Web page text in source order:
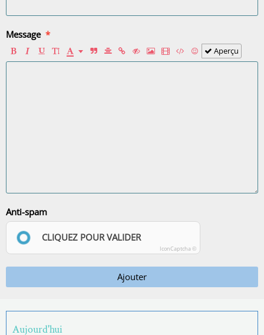
Message
Aperçu
Anti-spam
CLIQUEZ POUR VALIDER
IconCaptcha ©
Ajouter
Aujourd'hui